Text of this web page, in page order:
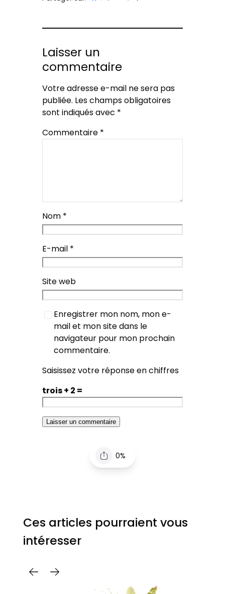
Laisser un
commentaire
Votre adresse e-mail ne sera pas
publiée. Les champs obligatoires
sont indiqués avec *
Commentaire *
Nom *
E-mail *
Site web
Enregistrer mon nom, mon e-
mail et mon site dans le
navigateur pour mon prochain
commentaire.
Saisissez votre réponse en chiffres
trois + 2 =
0%
Ces articles pourraient vous
intéresser